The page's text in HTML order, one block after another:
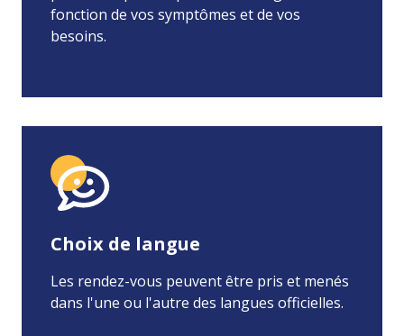
fonction de vos symptômes et de vos
besoins.
Choix de langue
Les rendez-vous peuvent être pris et menés
dans l'une ou l'autre des langues officielles.